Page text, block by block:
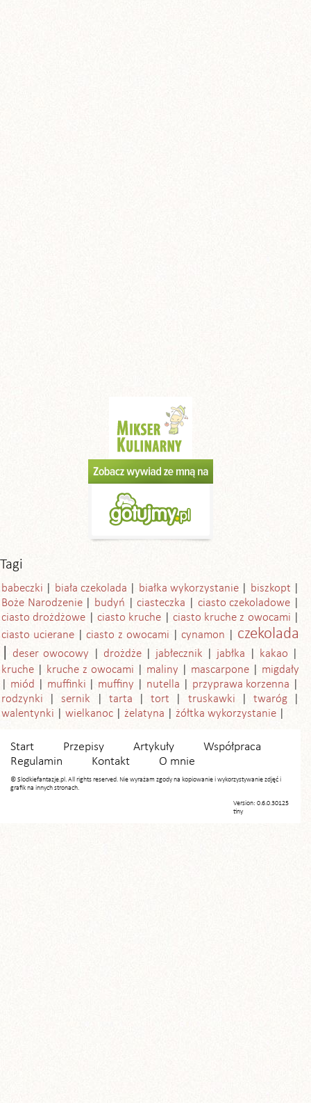
Tagi
babeczki biała czekolada białka wykorzystanie
biszkopt
Boże Narodzenie
budyń ciasteczka
ciasto czekoladowe
ciasto drożdżowe
ciasto kruche
ciasto kruche z owocami
ciasto ucierane
ciasto z owocami cynamon czekolada
deser owocowy drożdże jabłecznik jabłka
kakao
kruche
kruche z owocami maliny mascarpone
migdały
miód
muffinki muffiny nutella
przyprawa korzenna
rodzynki
sernik tarta tort truskawki
twaróg
walentynki
wielkanoc żelatyna żółtka wykorzystanie
Start Przepisy Artykuły
Współpraca
Regulamin
Kontakt O mnie
© Slodkiefantazje.pl. All rights reserved. Nie wyrażam zgody na kopiowanie i wykorzystywanie zdjęć i
grafik na innych stronach.
Version: 0.6.0.30125
tiny